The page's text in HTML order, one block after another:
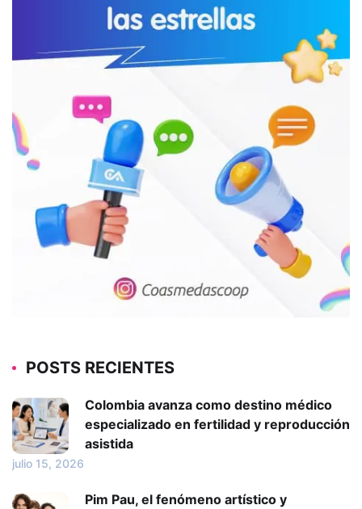
POSTS RECIENTES
Colombia avanza como destino médico
especializado en fertilidad y reproducción
asistida
julio 15, 2026
Pim Pau, el fenómeno artístico y